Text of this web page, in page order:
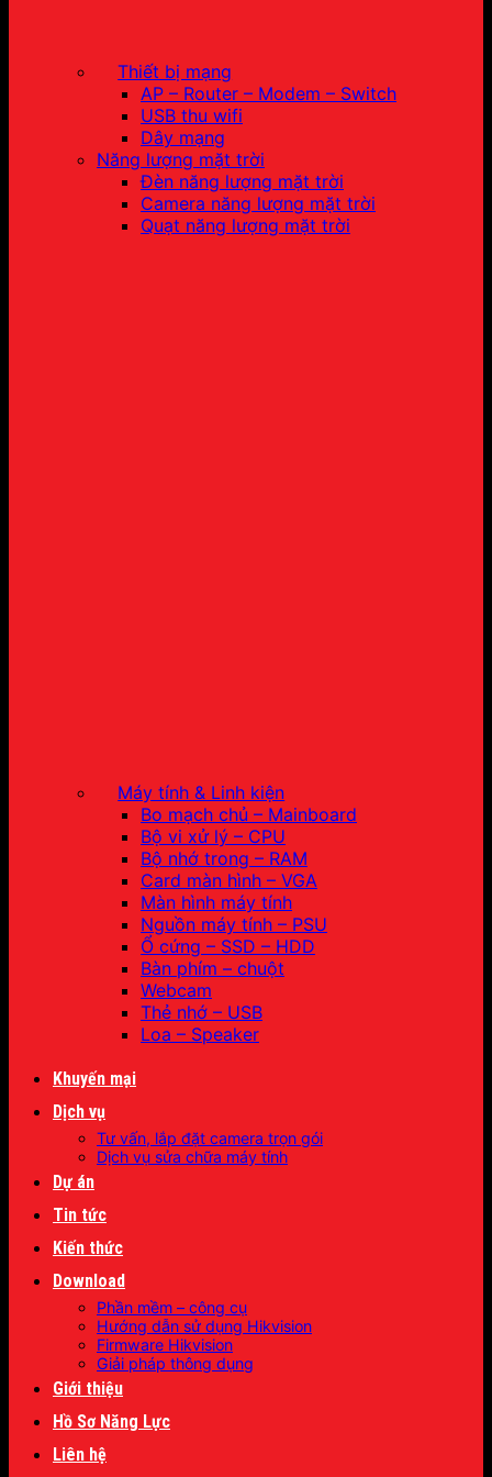
Thiết bị mạng
AP – Router – Modem – Switch
USB thu wifi
Dây mạng
Năng lượng mặt trời
Đèn năng lượng mặt trời
Camera năng lượng mặt trời
Quạt năng lượng mặt trời
Máy tính & Linh kiện
Bo mạch chủ – Mainboard
Bộ vi xử lý – CPU
Bộ nhớ trong – RAM
Card màn hình – VGA
Màn hình máy tính
Nguồn máy tính – PSU
Ổ cứng – SSD – HDD
Bàn phím – chuột
Webcam
Thẻ nhớ – USB
Loa – Speaker
Khuyến mại
Dịch vụ
Tư vấn, lắp đặt camera trọn gói
Dịch vụ sửa chữa máy tính
Dự án
Tin tức
Kiến thức
Download
Phần mềm – công cụ
Hướng dẫn sử dụng Hikvision
Firmware Hikvision
Giải pháp thông dụng
Giới thiệu
Hồ Sơ Năng Lực
Liên hệ